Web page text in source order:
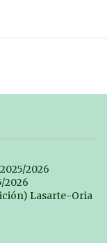
2026
2026
Lasarte-Oria